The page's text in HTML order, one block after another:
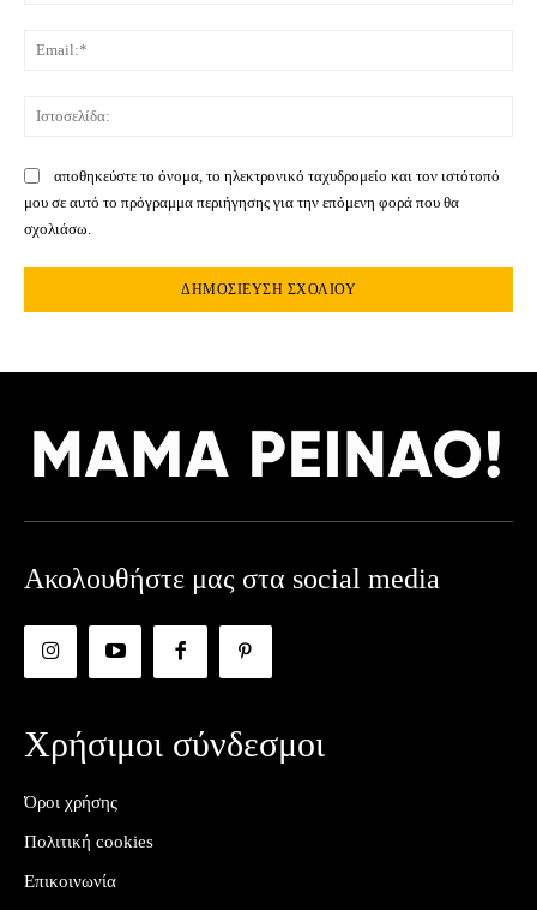
αποθηκεύστε το όνομα, το ηλεκτρονικό ταχυδρομείο και τον ιστότοπό
μου σε αυτό το πρόγραμμα περιήγησης για την επόμενη φορά που θα
σχολιάσω.
Ακολουθήστε μας στα social media
Χρήσιμοι σύνδεσμοι
Όροι χρήσης
Πολιτική cookies
Επικοινωνία